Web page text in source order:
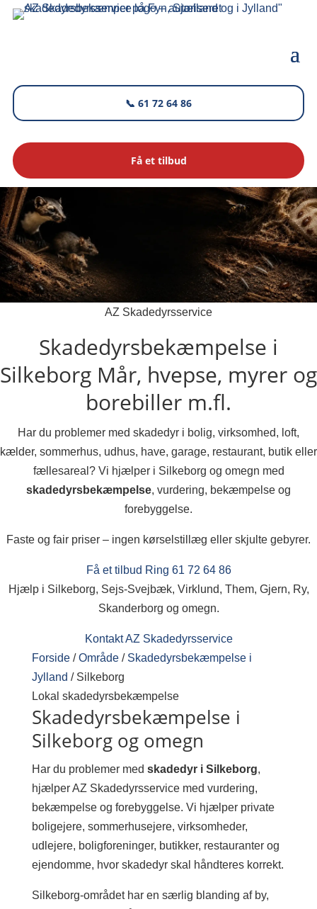
📞 61 72 64 86
Få et tilbud
AZ Skadedyrsservice
Skadedyrsbekæmpelse i
Silkeborg Mår, hvepse, myrer og
borebiller m.fl.
Har du problemer med skadedyr i bolig, virksomhed, loft,
kælder, sommerhus, udhus, have, garage, restaurant, butik eller
fællesareal? Vi hjælper i Silkeborg og omegn med
skadedyrsbekæmpelse, vurdering, bekæmpelse og
forebyggelse.
Faste og fair priser – ingen kørselstillæg eller skjulte gebyrer.
Få et tilbud Ring 61 72 64 86
Hjælp i Silkeborg, Sejs-Svejbæk, Virklund, Them, Gjern, Ry,
Skanderborg og omegn.
Kontakt AZ Skadedyrsservice
Forside / Område / Skadedyrsbekæmpelse i
Jylland / Silkeborg
Lokal skadedyrsbekæmpelse
Skadedyrsbekæmpelse i
Silkeborg og omegn
Har du problemer med skadedyr i Silkeborg,
hjælper AZ Skadedyrsservice med vurdering,
bekæmpelse og forebyggelse. Vi hjælper private
boligejere, sommerhusejere, virksomheder,
udlejere, boligforeninger, butikker, restauranter og
ejendomme, hvor skadedyr skal håndteres korrekt.
Silkeborg-området har en særlig blanding af by,